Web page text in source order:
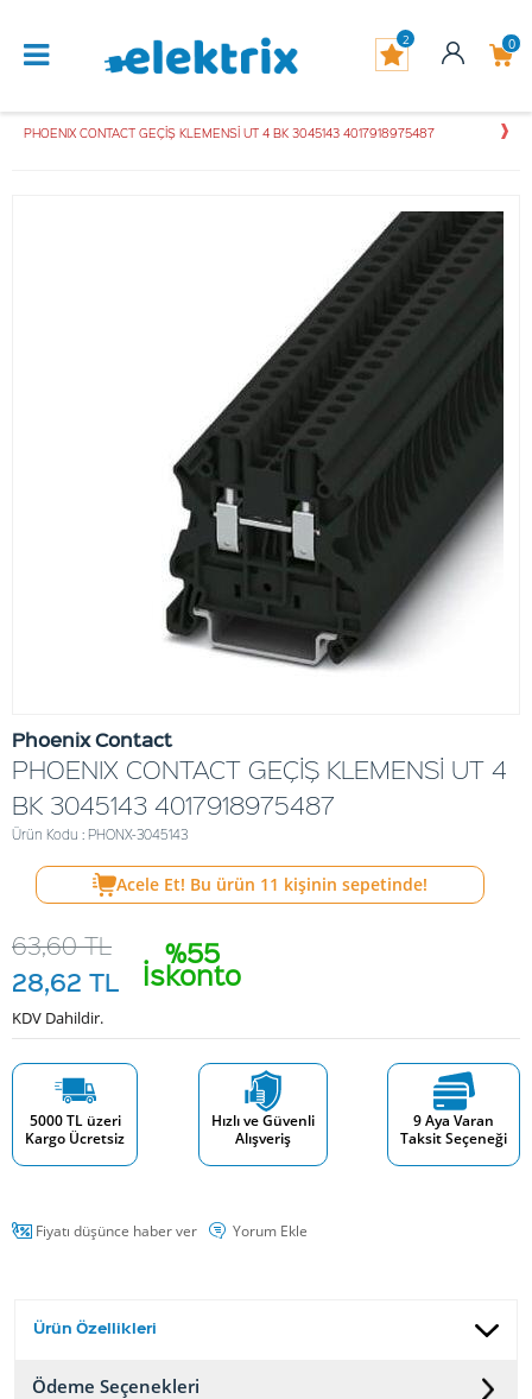
0
2
PHOENIX CONTACT GEÇİŞ KLEMENSİ UT 4 BK 3045143 4017918975487
Phoenix Contact
PHOENIX CONTACT GEÇİŞ KLEMENSİ UT 4
BK 3045143 4017918975487
Ürün Kodu : PHONX-3045143
Acele Et! Bu ürün 11 kişinin sepetinde!
%55
İskonto
63,60TL
28,62 TL
KDV Dahildir.
5000 TL üzeri
Kargo Ücretsiz
Hızlı ve Güvenli
Alışveriş
9 Aya Varan
Taksit Seçeneği
Fiyatı düşünce haber ver Yorum Ekle
Ürün Özellikleri
Ödeme Seçenekleri